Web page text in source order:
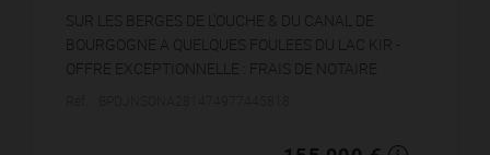
3 780,49 € prix / m²
SUR LES BERGES DE L'OUCHE & DU CANAL DE
BOURGOGNE A QUELQUES FOULEES DU LAC KIR -
OFFRE EXCEPTIONNELLE : FRAIS DE NOTAIRE